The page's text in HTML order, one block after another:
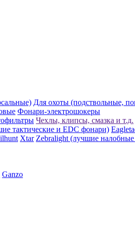
Для охоты (подствольные,
Фонари-электрошокеры
Чехлы, клипсы, смазка и т.д.
тактические и EDC фонари)
Xtar Zebralight (лучшие
Ganzo